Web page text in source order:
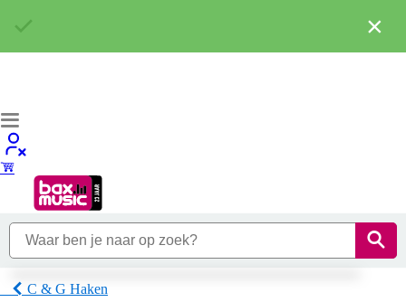
C & G Haken
×